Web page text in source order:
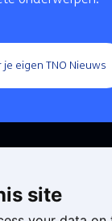
je eigen TNO Nieuws
site